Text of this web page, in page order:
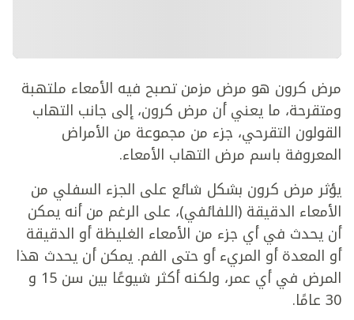
مرض كرون هو مرض مزمن تصبح فيه الأمعاء ملتهبة
ومتقرحة، ما يعني أن مرض كرون، إلى جانب التهاب
القولون التقرحي، جزء من مجموعة من الأمراض
المعروفة باسم مرض التهاب الأمعاء.
يؤثر مرض كرون بشكل شائع على الجزء السفلي من
الأمعاء الدقيقة (اللفائفي)، على الرغم من أنه يمكن
أن يحدث في أي جزء من الأمعاء الغليظة أو الدقيقة
أو المعدة أو المريء أو حتى الفم. يمكن أن يحدث هذا
المرض في أي عمر، ولكنه أكثر شيوعًا بين سن 15 و
30 عامًا.